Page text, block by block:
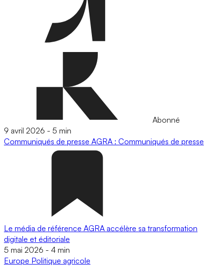
Abonné
9 avril 2026 - 5 min
Communiqués de presse AGRA : Communiqués de presse
Le média de référence AGRA accélère sa transformation
digitale et éditoriale
5 mai 2026 - 4 min
Europe Politique agricole